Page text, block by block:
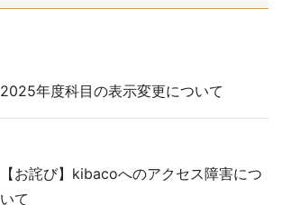
2025年度科目の表示変更について
【お詫び】kibacoへのアクセス障害につ
いて